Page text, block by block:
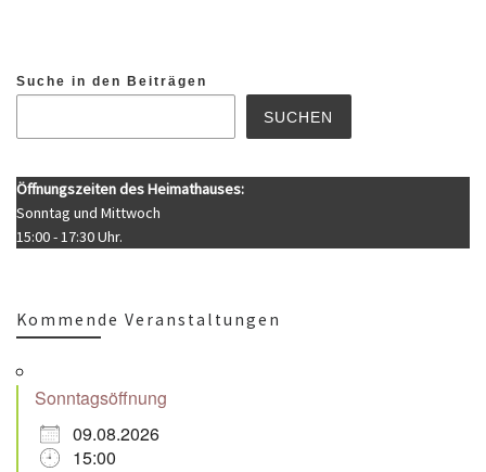
Suche in den Beiträgen
SUCHEN
Öffnungszeiten des Heimathauses:
Sonntag und Mittwoch
15:00 - 17:30 Uhr.
Kommende Veranstaltungen
Sonntagsöffnung
09.08.2026
15:00